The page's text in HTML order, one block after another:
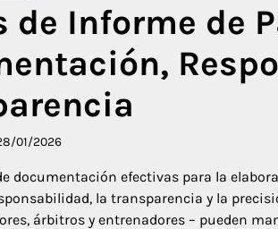
de Informe de
01/2026
documentación efectivas para la
la transparencia y la
árbitros y entrenadores – pueden